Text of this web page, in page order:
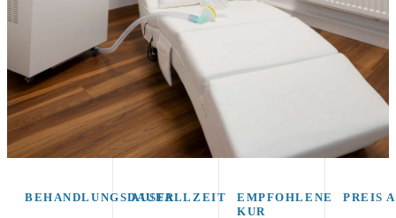
BEHANDLUNGSDAUERAUSFALLZEIT
EMPFOHLENE
KUR
PREIS